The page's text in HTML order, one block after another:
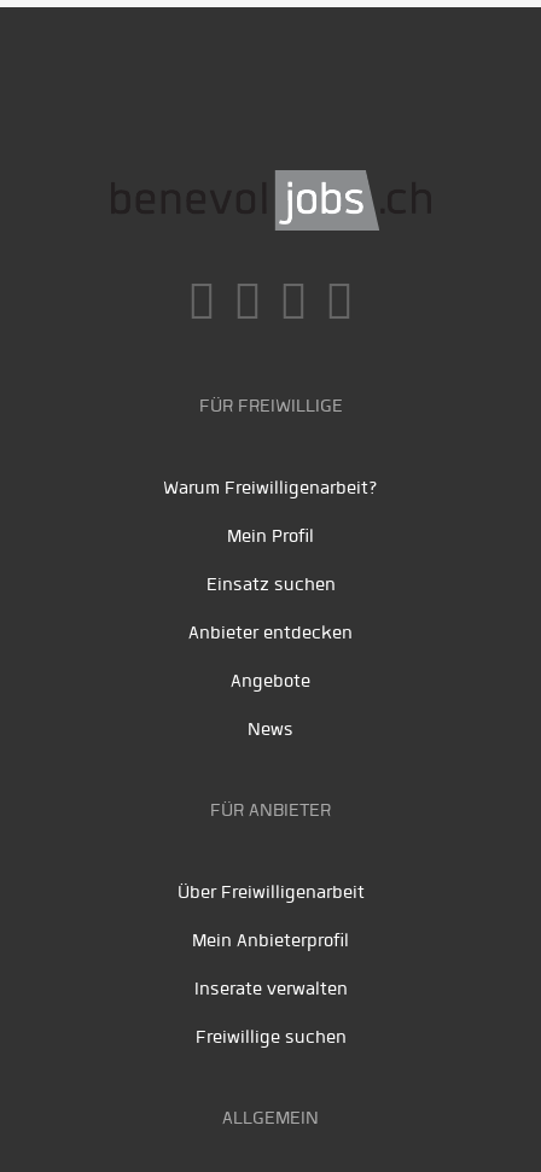
FÜR FREIWILLIGE
Warum Freiwilligenarbeit?
Mein Profil
Einsatz suchen
Anbieter entdecken
Angebote
News
FÜR ANBIETER
Über Freiwilligenarbeit
Mein Anbieterprofil
Inserate verwalten
Freiwillige suchen
ALLGEMEIN